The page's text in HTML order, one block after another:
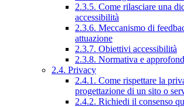
2.3.5. Come rilasciare una
accessibilità
2.3.6. Meccanismo di
attuazione
2.3.7. Obiettivi accessibilità
2.3.8. Normativa e
2.4. Privacy
2.4.1. Come rispettare la
progettazione di un sito o
2.4.2. Richiedi il consenso